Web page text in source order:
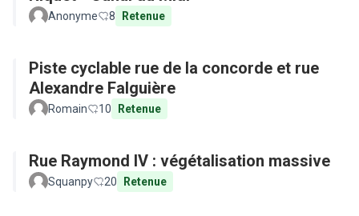
Anonyme 8 Retenue
Piste cyclable rue de la concorde et rue
Alexandre Falguière
Romain 10 Retenue
Rue Raymond IV : végétalisation massive
Squanpy 20 Retenue